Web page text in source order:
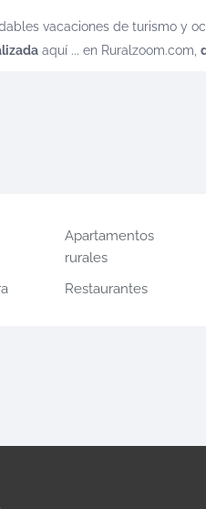
vacaciones de turismo y
aquí ... en Ruralzoom.com,
Apartamentos
rurales
Restaurantes